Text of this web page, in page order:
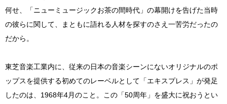
何せ、「ニューミュージックお茶の間時代」の幕開けを告げた当時
の彼らに関して、まともに語れる人材を探すのさえ一苦労だったの
だから。
東芝音楽工業内に、従来の日本の音楽シーンにないオリジナルのポ
ップスを提供する初めてのレーベルとして「エキスプレス」が発足
したのは、1968年4月のこと。この「50周年」を盛大に祝おうとい